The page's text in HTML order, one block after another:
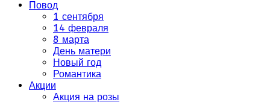
Повод
1 сентября
14 февраля
8 марта
День матери
Новый год
Романтика
Акции
Акция на розы